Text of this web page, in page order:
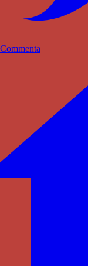
Commenta